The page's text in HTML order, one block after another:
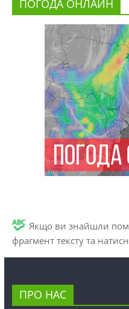
ПОГОДА ОНЛАЙН
Якщо ви знайшли
фрагмент тексту та
ПРО НАС